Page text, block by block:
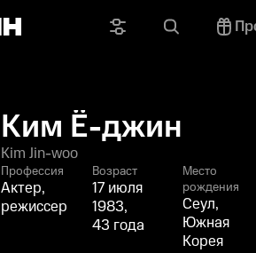
Ким Ё-джин
Kim Jin-woo
Профессия
Актер,
режиссер
Возраст
17 июля
1983,
43 года
Место
рождения
Сеул,
Южная
Корея